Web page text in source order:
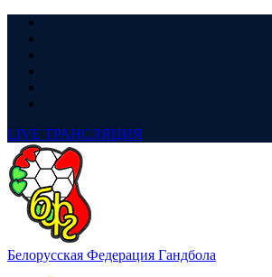
LIVE ТРАНСЛЯЦИЯ
Белорусская Федерация Гандбола